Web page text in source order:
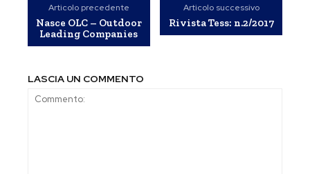
Articolo precedente
Nasce OLC – Outdoor
Leading Companies
Articolo successivo
Rivista Tess: n.2/2017
LASCIA UN COMMENTO